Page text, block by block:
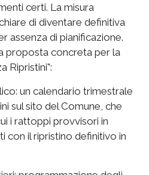
certi. La misura
di diventare definitiva
assenza di pianificazione.
proposta concreta per la
Ripristini":
un calendario trimestrale
sul sito del Comune, che
i rattoppi provvisori in
con il ripristino definitivo in